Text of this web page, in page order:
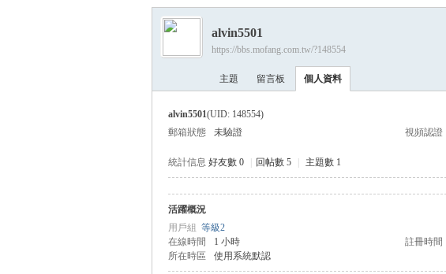
›
alvin5501
https://bbs.mofang.com.tw/?148554
主題 留言板 個人資料
alvin5501(UID: 148554)
郵箱狀態
未驗證 視頻認證
統計信息 好友數 0 回帖數 5 主題數 1
活躍概況
用戶組 等級2
在線時間
1 小時 註冊時間
所在時區
使用系統默認